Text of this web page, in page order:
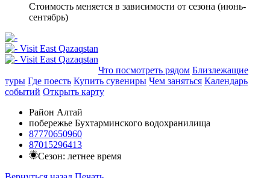
Стоимость меняется в зависимости от сезона (июнь-
сентябрь)
Что посмотреть рядом Близлежащие
туры Где поесть Купить сувениры Чем заняться Календарь
событий Открыть карту
Район Алтай
побережье Бухтарминского водохранилища
87770650960
87015296413
Сезон: летнее время